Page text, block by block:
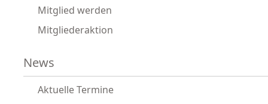
Mitglied werden
Mitgliederaktion
News
Aktuelle Termine